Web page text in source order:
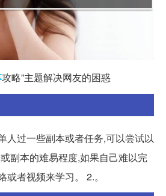
攻略”主题解决网友的困惑
人过一些副本或者任务,可以尝试以
副本的难易程度,如果自己难以完
者视频来学习。 2.。